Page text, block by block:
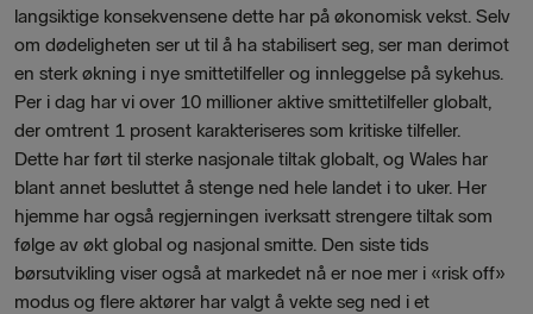
langsiktige konsekvensene dette har på økonomisk vekst. Selv
om dødeligheten ser ut til å ha stabilisert seg, ser man derimot
en sterk økning i nye smittetilfeller og innleggelse på sykehus.
Per i dag har vi over 10 millioner aktive smittetilfeller globalt,
der omtrent 1 prosent karakteriseres som kritiske tilfeller.
Dette har ført til sterke nasjonale tiltak globalt, og Wales har
blant annet besluttet å stenge ned hele landet i to uker. Her
hjemme har også regjerningen iverksatt strengere tiltak som
følge av økt global og nasjonal smitte. Den siste tids
børsutvikling viser også at markedet nå er noe mer i «risk off»
modus og flere aktører har valgt å vekte seg ned i et